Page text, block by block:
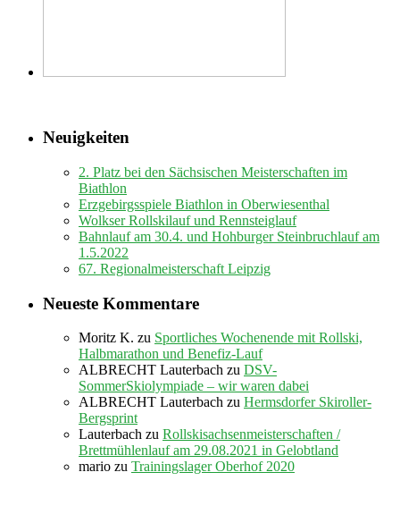
Neuigkeiten
2. Platz bei den Sächsischen Meisterschaften im
Biathlon
Erzgebirgsspiele Biathlon in Oberwiesenthal
Wolkser Rollskilauf und Rennsteiglauf
Bahnlauf am 30.4. und Hohburger Steinbruchlauf am
1.5.2022
67. Regionalmeisterschaft Leipzig
Neueste Kommentare
Moritz K. zu Sportliches Wochenende mit Rollski,
Halbmarathon und Benefiz-Lauf
ALBRECHT Lauterbach zu DSV-
SommerSkiolympiade – wir waren dabei
ALBRECHT Lauterbach zu Hermsdorfer Skiroller-
Bergsprint
Lauterbach zu Rollskisachsenmeisterschaften /
Brettmühlenlauf am 29.08.2021 in Gelobtland
mario zu Trainingslager Oberhof 2020